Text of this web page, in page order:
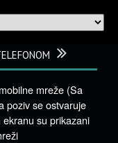
mreže (Sa
poziv se ostvaruje
su prikazani